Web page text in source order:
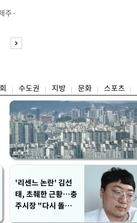
주·
. 지
울산·
당 중
표
수도권 지방 문화 스포츠
'리센느 논란' 김선
태, 초췌한 근황…충
주시장 "다시 돌아올